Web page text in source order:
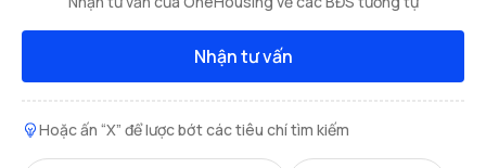
Nhận tư vấn
Hoặc ấn “X” để lược bớt các tiêu chí tìm kiếm